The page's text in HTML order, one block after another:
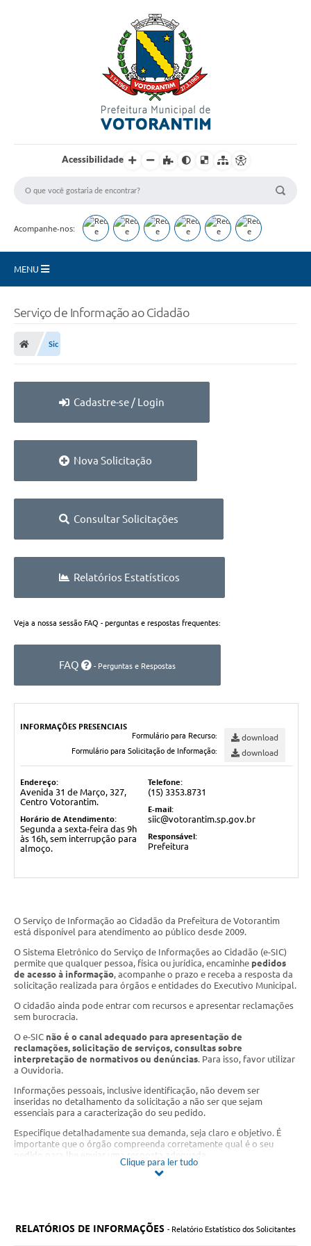
Acessibilidade
Acompanhe-nos:
MENU
Carta de Serviços
Vagas PAT
Transparência
Empreendedor
Incentivos Fiscais
Plano Municipal de Retomada das Aulas Presenciais
COVID - 19
Uso de Internet e Recursos de Informática
Arquivos para Download
Guarda Civil Municipal (GCM)
Arborização urbana
Galeria de Vídeos
Legislação
IPTU Selo Verde
Notícias
Contato
Serviço de Informação ao Cidadão
Sic
Cadastre-se / Login
Nova Solicitação
Consultar Solicitações
Relatórios Estatísticos
Veja a nossa sessão FAQ - perguntas e respostas frequentes:
FAQ - Perguntas e Respostas
INFORMAÇÕES PRESENCIAIS
Formulário para Recurso: download
Formulário para Solicitação de Informação: download
Endereço:
Avenida 31 de Março, 327,
Centro Votorantim.
Horário de Atendimento:
Segunda a sexta-feira das 9h
às 16h, sem interrupção para
almoço.
Telefone:
(15) 3353.8731
E-mail:
siic@votorantim.sp.gov.br
Responsável:
Prefeitura
O Serviço de Informação ao Cidadão da Prefeitura de Votorantim
está disponível para atendimento ao público desde 2009.
O Sistema Eletrônico do Serviço de Informações ao Cidadão (e-SIC)
permite que qualquer pessoa, física ou jurídica, encaminhe pedidos
de acesso à informação, acompanhe o prazo e receba a resposta da
solicitação realizada para órgãos e entidades do Executivo Municipal.
O cidadão ainda pode entrar com recursos e apresentar reclamações
sem burocracia.
O e-SIC não é o canal adequado para apresentação de
reclamações, solicitação de serviços, consultas sobre
interpretação de normativos ou denúncias. Para isso, favor utilizar
a Ouvidoria.
Informações pessoais, inclusive identificação, não devem ser
inseridas no detalhamento da solicitação a não ser que sejam
essenciais para a caracterização do seu pedido.
Especifique detalhadamente sua demanda, seja claro e objetivo. É
importante que o órgão compreenda corretamente qual é o seu
pedido para lhe enviar uma resposta adequada.
Localização do SIC Físico: Avenida 31 de Março, 327, Centro
Telefone: (15) 3353.8731
Clique para ler tudo
RELATÓRIOS DE INFORMAÇÕES - Relatório Estatístico dos Solicitantes